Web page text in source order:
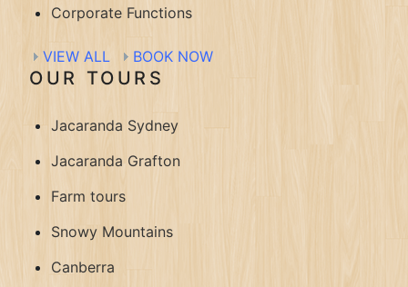
Corporate Functions
VIEW ALL BOOK NOW
OUR TOURS
Jacaranda Sydney
Jacaranda Grafton
Farm tours
Snowy Mountains
Canberra